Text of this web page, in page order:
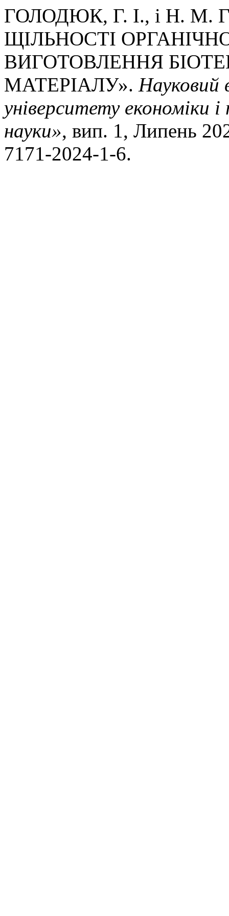
ГОЛОДЮК, Г. І., і Н. М.
ЩІЛЬНОСТІ
ВИГОТОВЛЕННЯ
МАТЕРІАЛУ». Науковий
університету економіки і
науки», вип. 1, Липень
7171-2024-1-6.